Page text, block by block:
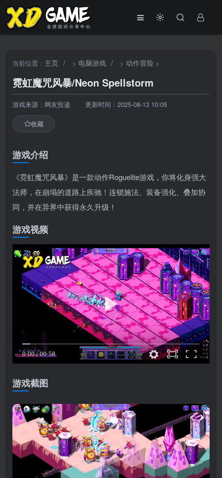
当前位置： 主页 / > 电脑游戏 / >动作冒险 >
霓虹魔咒风暴/Neon Spellstorm
游戏来源：网友投递 更新时间：2025-08-13 10:05
收藏
游戏介绍
《霓虹魔咒风暴》是一款动作Roguelite游戏，你将化身强大
法师，在崩塌的道路上疾驰！连锁施法、装备强化、叠加协
同，并在异界中获得永久升级！
游戏视频
游戏截图